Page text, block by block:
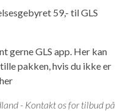
59,- til GLS
gerne GLS app. Her kan
pakken, hvis du ikke er
- Kontakt os for tilbud på